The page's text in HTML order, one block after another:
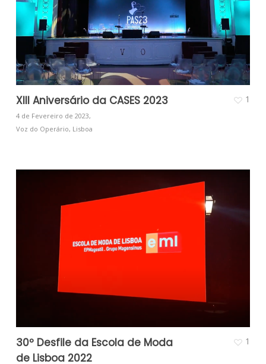
XIII Aniversário da CASES 2023
4 de Fevereiro de 2023,
Voz do Operário, Lisboa
1
30º Desfile da Escola de Moda
de Lisboa 2022
1